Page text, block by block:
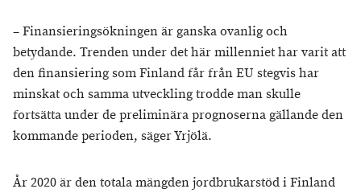
– Finansieringsökningen är ganska ovanlig och
betydande. Trenden under det här millenniet har varit att
den finansiering som Finland får från EU stegvis har
minskat och samma utveckling trodde man skulle
fortsätta under de preliminära prognoserna gällande den
kommande perioden, säger Yrjölä.
År 2020 är den totala mängden jordbrukarstöd i Finland